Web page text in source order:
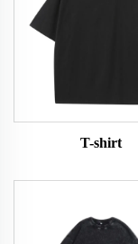
T-shirt